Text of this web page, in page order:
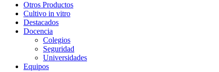
Otros Productos
Cultivo in vitro
Destacados
Docencia
Colegios
Seguridad
Universidades
Equipos